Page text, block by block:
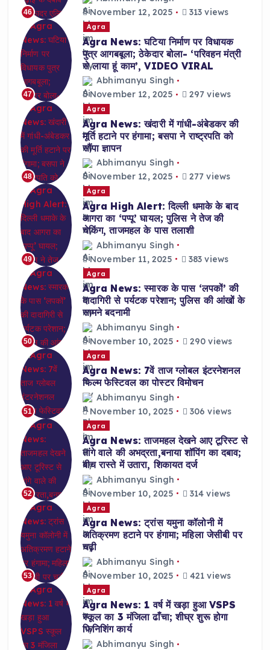
46
November 12, 2025
313 views
47
Agra
Agra News: घटिया निर्माण पर विधायक
पुत्र आगबबूला; ठेकेदार बोला- ‘परिवहन मंत्री
से लाया हूं काम’, VIDEO VIRAL
Abhimanyu Singh
November 12, 2025
297 views
48
Agra
Agra News: खंदारी में गांधी-अंबेडकर की
मूर्ति हटाने पर हंगामा; बसपा ने राष्ट्रपति को
सौंपा ज्ञापन
Abhimanyu Singh
November 12, 2025
277 views
49
Agra
Agra High Alert: दिल्ली धमाके के बाद
आगरा का ‘पप्पू’ घायल; पुलिस ने तेज की
चेकिंग, ताजमहल के पास तलाशी
Abhimanyu Singh
November 11, 2025
383 views
50
Agra
Agra News: स्मारक के पास ‘लपकों’ की
दादागिरी से पर्यटक परेशान; पुलिस की आंखों के
सामने बदनामी
Abhimanyu Singh
November 10, 2025
290 views
51
Agra
Agra News: 7वें ताज ग्लोबल इंटरनेशनल
फिल्म फेस्टिवल का पोस्टर विमोचन
Abhimanyu Singh
November 10, 2025
306 views
52
Agra
Agra News: ताजमहल देखने आए टूरिस्ट से
तांगे वाले की अभद्रता,बनाया शॉपिंग का दबाव;
बीच रास्ते में उतारा, शिकायत दर्ज
Abhimanyu Singh
November 10, 2025
314 views
53
Agra
Agra News: ट्रांस यमुना कॉलोनी में
अतिक्रमण हटाने पर हंगामा; महिला जेसीबी पर
चढ़ी
Abhimanyu Singh
November 10, 2025
421 views
Agra
Agra News: 1 वर्ष में खड़ा हुआ VSPS
स्कूल का 3 मंजिला ढाँचा; शीघ्र शुरू होगा
फिनिशिंग कार्य
Abhimanyu Singh